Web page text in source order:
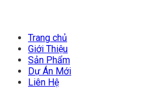
Trang chủ
Giới Thiệu
Sản Phẩm
Dự Án Mới
Liên Hệ